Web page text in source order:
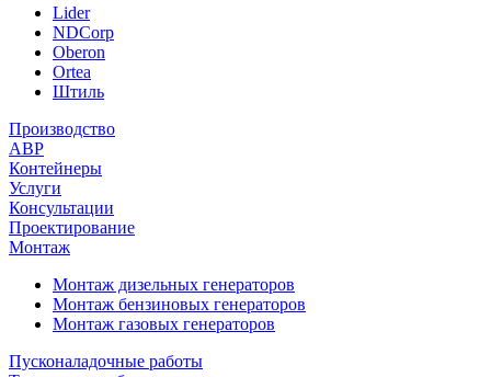
Lider
NDCorp
Oberon
Ortea
Штиль
Производство
АВР
Контейнеры
Услуги
Консультации
Проектирование
Монтаж
Монтаж дизельных генераторов
Монтаж бензиновых генераторов
Монтаж газовых генераторов
Пусконаладочные работы